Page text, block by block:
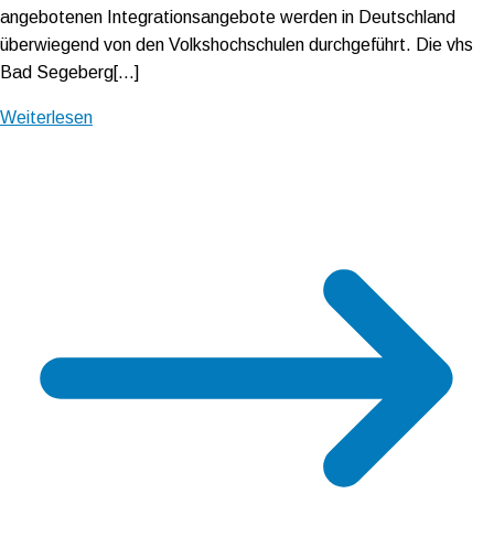
angebotenen Integrationsangebote werden in Deutschland
überwiegend von den Volkshochschulen durchgeführt. Die vhs
Bad Segeberg[…]
Weiterlesen